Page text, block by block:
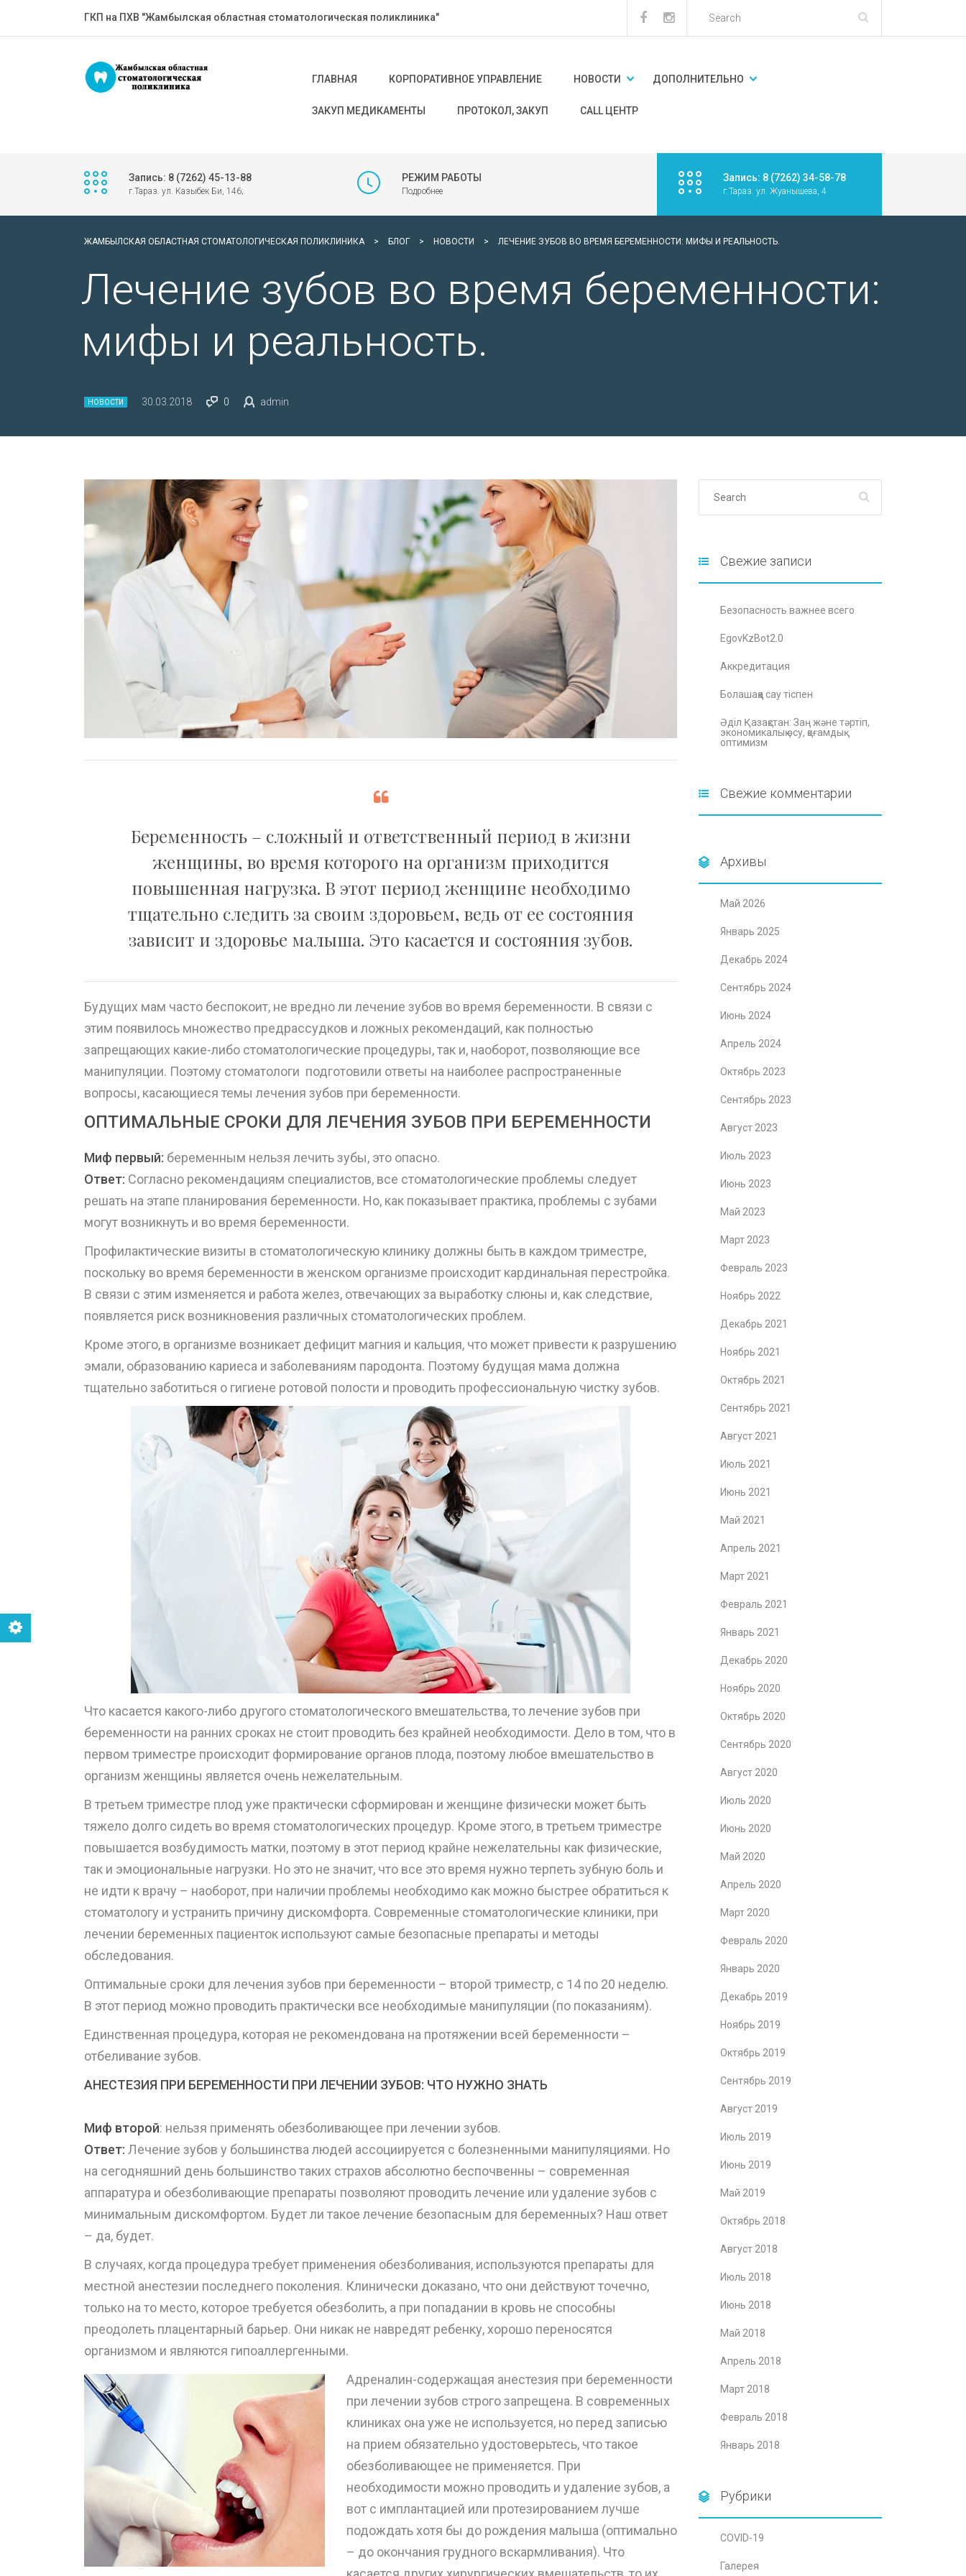
ГКП на ПХВ "Жамбылская областная стоматологическая поликлиника"
ГЛАВНАЯ КОРПОРАТИВНОЕ УПРАВЛЕНИЕ НОВОСТИ ДОПОЛНИТЕЛЬНО
ЗАКУП МЕДИКАМЕНТЫ ПРОТОКОЛ, ЗАКУП CALL ЦЕНТР
Запись: 8 (7262) 45-13-88
г.Тараз. ул. Казыбек Би, 146;
РЕЖИМ РАБОТЫ
Подробнее
Запись: 8 (7262) 34-58-78
г.Тараз. ул. Жуанышева, 4
ЖАМБЫЛСКАЯ ОБЛАСТНАЯ СТОМАТОЛОГИЧЕСКАЯ ПОЛИКЛИНИКА > БЛОГ > НОВОСТИ > ЛЕЧЕНИЕ ЗУБОВ ВО ВРЕМЯ БЕРЕМЕННОСТИ: МИФЫ И РЕАЛЬНОСТЬ.
Лечение зубов во время беременности:
мифы и реальность.
НОВОСТИ 30.03.2018 0 admin
Беременность – сложный и ответственный период в жизни
женщины, во время которого на организм приходится
повышенная нагрузка. В этот период женщине необходимо
тщательно следить за своим здоровьем, ведь от ее состояния
зависит и здоровье малыша. Это касается и состояния зубов.
Будущих мам часто беспокоит, не вредно ли лечение зубов во время беременности. В связи с
этим появилось множество предрассудков и ложных рекомендаций, как полностью
запрещающих какие-либо стоматологические процедуры, так и, наоборот, позволяющие все
манипуляции. Поэтому стоматологи подготовили ответы на наиболее распространенные
вопросы, касающиеся темы лечения зубов при беременности.
ОПТИМАЛЬНЫЕ СРОКИ ДЛЯ ЛЕЧЕНИЯ ЗУБОВ ПРИ БЕРЕМЕННОСТИ
Миф первый: беременным нельзя лечить зубы, это опасно.
Ответ: Согласно рекомендациям специалистов, все стоматологические проблемы следует
решать на этапе планирования беременности. Но, как показывает практика, проблемы с зубами
могут возникнуть и во время беременности.
Профилактические визиты в стоматологическую клинику должны быть в каждом триместре,
поскольку во время беременности в женском организме происходит кардинальная перестройка.
В связи с этим изменяется и работа желез, отвечающих за выработку слюны и, как следствие,
появляется риск возникновения различных стоматологических проблем.
Кроме этого, в организме возникает дефицит магния и кальция, что может привести к разрушению
эмали, образованию кариеса и заболеваниям пародонта. Поэтому будущая мама должна
тщательно заботиться о гигиене ротовой полости и проводить профессиональную чистку зубов.
Что касается какого-либо другого стоматологического вмешательства, то лечение зубов при
беременности на ранних сроках не стоит проводить без крайней необходимости. Дело в том, что в
первом триместре происходит формирование органов плода, поэтому любое вмешательство в
организм женщины является очень нежелательным.
В третьем триместре плод уже практически сформирован и женщине физически может быть
тяжело долго сидеть во время стоматологических процедур. Кроме этого, в третьем триместре
повышается возбудимость матки, поэтому в этот период крайне нежелательны как физические,
так и эмоциональные нагрузки. Но это не значит, что все это время нужно терпеть зубную боль и
не идти к врачу – наоборот, при наличии проблемы необходимо как можно быстрее обратиться к
стоматологу и устранить причину дискомфорта. Современные стоматологические клиники, при
лечении беременных пациенток используют самые безопасные препараты и методы
обследования.
Оптимальные сроки для лечения зубов при беременности – второй триместр, с 14 по 20 неделю.
В этот период можно проводить практически все необходимые манипуляции (по показаниям).
Единственная процедура, которая не рекомендована на протяжении всей беременности –
отбеливание зубов.
АНЕСТЕЗИЯ ПРИ БЕРЕМЕННОСТИ ПРИ ЛЕЧЕНИИ ЗУБОВ: ЧТО НУЖНО ЗНАТЬ
Миф второй: нельзя применять обезболивающее при лечении зубов.
Ответ: Лечение зубов у большинства людей ассоциируется с болезненными манипуляциями. Но
на сегодняшний день большинство таких страхов абсолютно беспочвенны – современная
аппаратура и обезболивающие препараты позволяют проводить лечение или удаление зубов с
минимальным дискомфортом. Будет ли такое лечение безопасным для беременных? Наш ответ
– да, будет.
В случаях, когда процедура требует применения обезболивания, используются препараты для
местной анестезии последнего поколения. Клинически доказано, что они действуют точечно,
только на то место, которое требуется обезболить, а при попадании в кровь не способны
преодолеть плацентарный барьер. Они никак не навредят ребенку, хорошо переносятся
организмом и являются гипоаллергенными.
Адреналин-содержащая анестезия при беременности
при лечении зубов строго запрещена. В современных
клиниках она уже не используется, но перед записью
на прием обязательно удостоверьтесь, что такое
обезболивающее не применяется. При
необходимости можно проводить и удаление зубов, а
вот с имплантацией или протезированием лучше
подождать хотя бы до рождения малыша (оптимально
– до окончания грудного вскармливания). Что
Свежие записи
Безопасность важнее всего
EgovKzBot2.0
Аккредитация
Болашаққа сау тіспен
Әділ Қазақстан: Заң және тәртіп,
экономикалық өсу, қоғамдық
оптимизм
Свежие комментарии
Архивы
Май 2026
Январь 2025
Декабрь 2024
Сентябрь 2024
Июнь 2024
Апрель 2024
Октябрь 2023
Сентябрь 2023
Август 2023
Июль 2023
Июнь 2023
Май 2023
Март 2023
Февраль 2023
Ноябрь 2022
Декабрь 2021
Ноябрь 2021
Октябрь 2021
Сентябрь 2021
Август 2021
Июль 2021
Июнь 2021
Май 2021
Апрель 2021
Март 2021
Февраль 2021
Январь 2021
Декабрь 2020
Ноябрь 2020
Октябрь 2020
Сентябрь 2020
Август 2020
Июль 2020
Июнь 2020
Май 2020
Апрель 2020
Март 2020
Февраль 2020
Январь 2020
Декабрь 2019
Ноябрь 2019
Октябрь 2019
Сентябрь 2019
Август 2019
Июль 2019
Июнь 2019
Май 2019
Октябрь 2018
Август 2018
Июль 2018
Июнь 2018
Май 2018
Апрель 2018
Март 2018
Февраль 2018
Январь 2018
Рубрики
COVID-19
Галерея